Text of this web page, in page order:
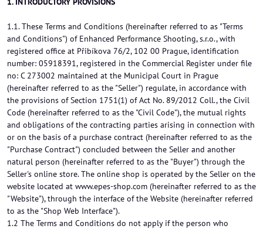
1.1. These Terms and Conditions (hereinafter referred to as "Terms
and Conditions") of Enhanced Performance Shooting, s.r.o., with
registered office at Přibíkova 76/2, 102 00 Prague, identification
number: 05918391, registered in the Commercial Register under file
no: C 273002 maintained at the Municipal Court in Prague
(hereinafter referred to as the "Seller") regulate, in accordance with
the provisions of Section 1751(1) of Act No. 89/2012 Coll., the Civil
Code (hereinafter referred to as the "Civil Code"), the mutual rights
and obligations of the contracting parties arising in connection with
or on the basis of a purchase contract (hereinafter referred to as the
"Purchase Contract") concluded between the Seller and another
natural person (hereinafter referred to as the "Buyer") through the
Seller's online store. The online shop is operated by the Seller on the
website located at www.epes-shop.com (hereinafter referred to as the
"Website"), through the interface of the Website (hereinafter referred
to as the "Shop Web Interface").
1.2 The Terms and Conditions do not apply if the person who